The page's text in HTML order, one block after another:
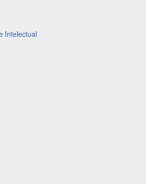
Intelectual